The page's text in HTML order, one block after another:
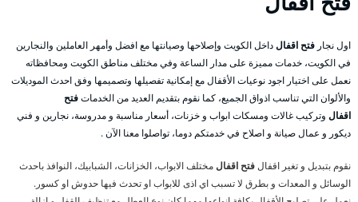
اول نجار فتح اقفالداخل الكويت وإصلاحها وصيانتها مع افضل وأمهر العاملين والنجارين
في الكويت، خدمات مميزة على مدار الساعة وفي مختلف مناطق الكويت ومحافظاته
نعمل على اختيار اجود نوعيات الأقفال مع إمكانية تفصيلها وتصميمها وفق احدث الموديلات
والألوان التي تناسب اذواق الجميع، كما نقوم بتقديم العديد من الخدماتفتح
اقفال وتركيب غالات ومسكات ابواب و خزنات، أسعار مناسبة و مدروسة، نجارين و فني
ديكور و عمال صيانة و اصلاح في خدمتكم دوما، تواصلوا معنا الآن .
نقوم بتبديل و تغير اقفالفتح اقفالمختلف الابواب، الخزانات، الشبابيك، النوافذ باحدث
الوسائل و المعدات و بطرق لا تسبب اي اذى للابواب او تحدث فيها حدوش او كسور.